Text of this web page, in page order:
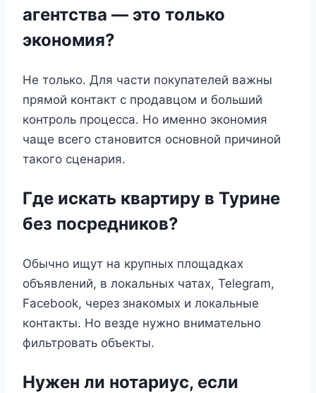
агентства — это только
экономия?
Не только. Для части покупателей важны
прямой контакт с продавцом и больший
контроль процесса. Но именно экономия
чаще всего становится основной причиной
такого сценария.
Где искать квартиру в Турине
без посредников?
Обычно ищут на крупных площадках
объявлений, в локальных чатах, Telegram,
Facebook, через знакомых и локальные
контакты. Но везде нужно внимательно
фильтровать объекты.
Нужен ли нотариус, если